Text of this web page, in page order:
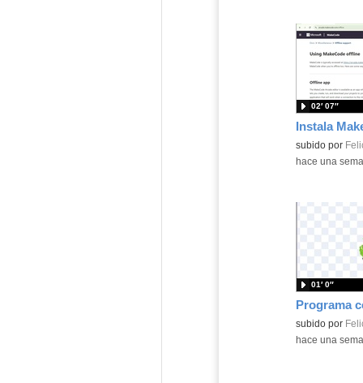
Contenido
subido por
02′ 07″
-hace una
Contenido
subido por
01′ 0″
-hace una